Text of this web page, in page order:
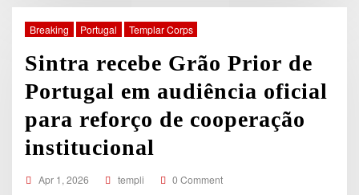
Breaking Portugal Templar Corps
Sintra recebe Grão Prior de
Portugal em audiência oficial
para reforço de cooperação
institucional
Apr 1, 2026 templi 0 Comment